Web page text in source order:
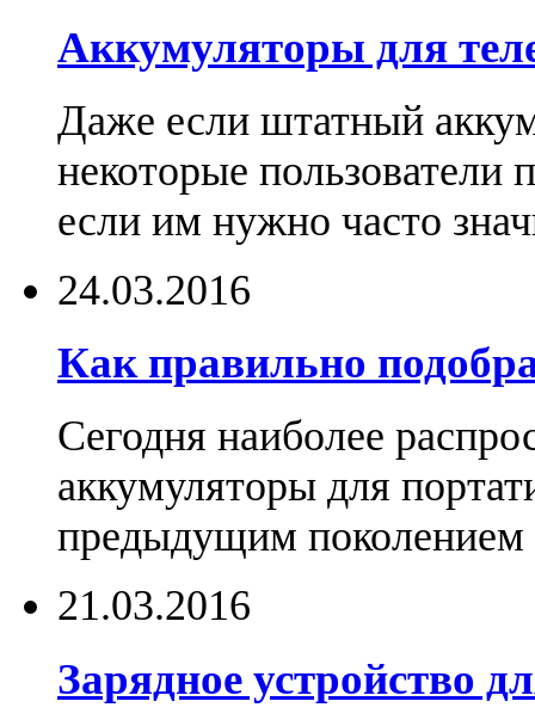
Аккумуляторы для
Даже если штатный
некоторые пользователи
если им нужно часто
24.03.2016
Как правильно
Сегодня наиболее
аккумуляторы для
предыдущим поколением
21.03.2016
Зарядное устройство